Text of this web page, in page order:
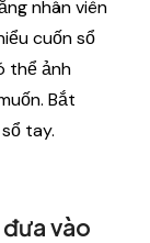
nhân viên
cuốn sổ
thể ảnh
Bắt
tay.
vào